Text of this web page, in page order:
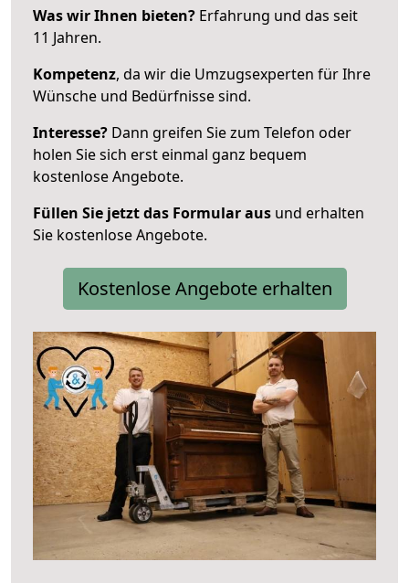
Was wir Ihnen bieten? Erfahrung und das seit
11 Jahren.
Kompetenz, da wir die Umzugsexperten für Ihre
Wünsche und Bedürfnisse sind.
Interesse? Dann greifen Sie zum Telefon oder
holen Sie sich erst einmal ganz bequem
kostenlose Angebote.
Füllen Sie jetzt das Formular aus und erhalten
Sie kostenlose Angebote.
Kostenlose Angebote erhalten